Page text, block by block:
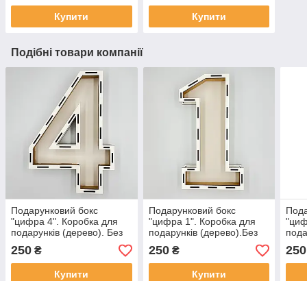
Купити Купити
Подібні товари компанії
Подарунковий бокс
"цифра 4". Коробка для
подарунків (дерево). Без
кришки
250 ₴
Купити
Подарунковий бокс
"цифра 1". Коробка для
подарунків (дерево).Без
кришки
250₴
Купити
250